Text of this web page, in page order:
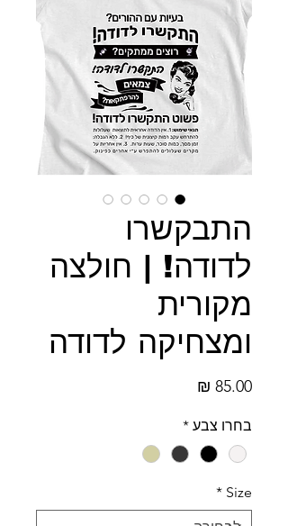
התבקשרו
לדודה! | חולצה
מקורית
ומצחיקה לדודה
בחרו צבע *
Size
*